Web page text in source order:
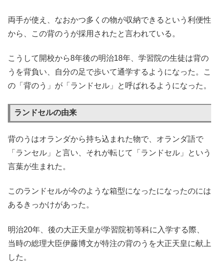
両手が使え、なおかつ多くの物が収納できるという利便性
から、この背のうが採用されたと言われている。
こうして開校から8年後の明治18年、学習院の生徒は背の
うを背負い、自分の足で歩いて通学するようになった。こ
の「背のう」が「ランドセル」と呼ばれるようになった。
ランドセルの由来
背のうはオランダから持ち込まれた物で、オランダ語で
「ランセル」と言い、それが転じて「ランドセル」という
言葉が生まれた。
このランドセルが今のような箱型になったになったのには
あるきっかけがあった。
明治20年、後の大正天皇が学習院初等科に入学する際、
当時の総理大臣伊藤博文が特注の背のうを大正天皇に献上
した。